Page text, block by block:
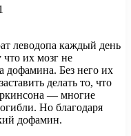
леводопа каждый день
их мозг не
дофамина. Без него их
делать то, что
— многие
Но благодаря
дофамин.